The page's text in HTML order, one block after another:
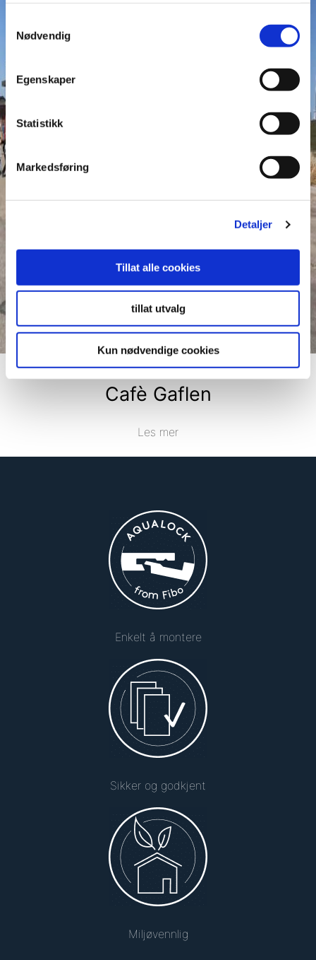
Nødvendig
Egenskaper
Statistikk
Markedsføring
Detaljer
Tillat alle cookies
tillat utvalg
Kun nødvendige cookies
Cafè Gaflen
Les mer
Enkelt å montere
Sikker og godkjent
Miljøvennlig